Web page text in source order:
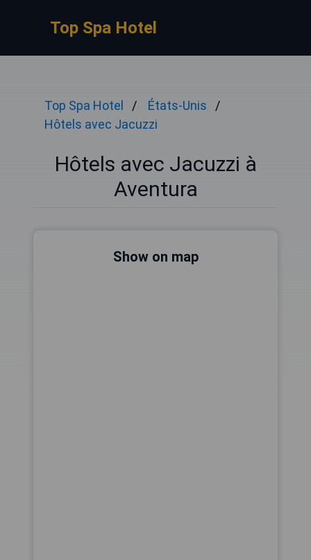
Top Spa Hotel
Top Spa Hotel
États-Unis
Hôtels avec Jacuzzi
Hôtels avec Jacuzzi à
Aventura
Show on map